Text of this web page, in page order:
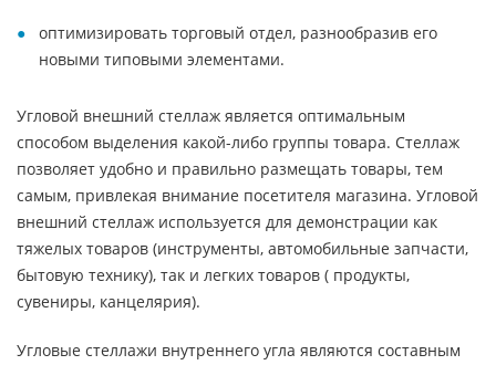
оптимизировать торговый отдел, разнообразив его
новыми типовыми элементами.
Угловой внешний стеллаж является оптимальным
способом выделения какой-либо группы товара. Стеллаж
позволяет удобно и правильно размещать товары, тем
самым, привлекая внимание посетителя магазина. Угловой
внешний стеллаж используется для демонстрации как
тяжелых товаров (инструменты, автомобильные запчасти,
бытовую технику), так и легких товаров ( продукты,
сувениры, канцелярия).
Угловые стеллажи внутреннего угла являются составным